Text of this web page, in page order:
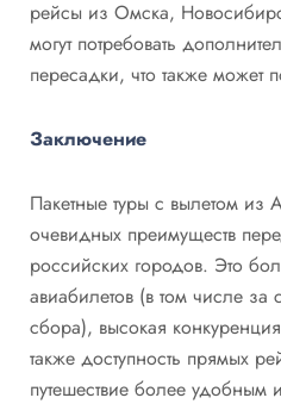
рейсы из Омска,
могут потребовать
пересадки, что также может
Заключение
Пакетные туры с вылетом из
очевидных преимуществ
российских городов. Это
авиабилетов (в том числе за
сбора), высокая
также доступность прямых
путешествие более удобным